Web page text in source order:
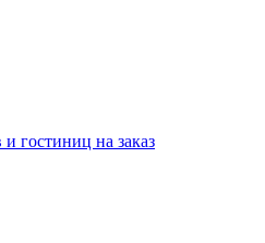
гостиниц на заказ